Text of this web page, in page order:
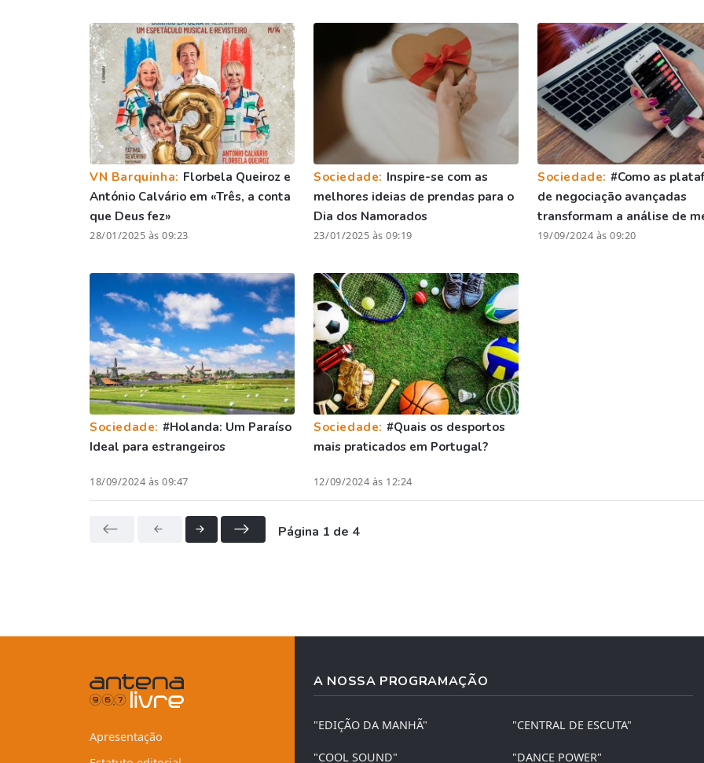
VN Barquinha: Florbela Queiroz e
António Calvário em «Três, a conta
que Deus fez»
28/01/2025 às 09:23
Sociedade: Inspire-se com as
melhores ideias de prendas para o
Dia dos Namorados
23/01/2025 às 09:19
Sociedade: #Como as
de negociação avançadas
transformam a análise de
19/09/2024 às 09:20
Sociedade: #Holanda: Um Paraíso
Ideal para estrangeiros
18/09/2024 às 09:47
Sociedade: #Quais os desportos
mais praticados em Portugal?
12/09/2024 às 12:24
Página 1 de 4
Apresentação
A NOSSA PROGRAMAÇÃO
"EDIÇÃO DA MANHÃ" "CENTRAL DE ESCUTA"
"COOL SOUND" "DANCE POWER"